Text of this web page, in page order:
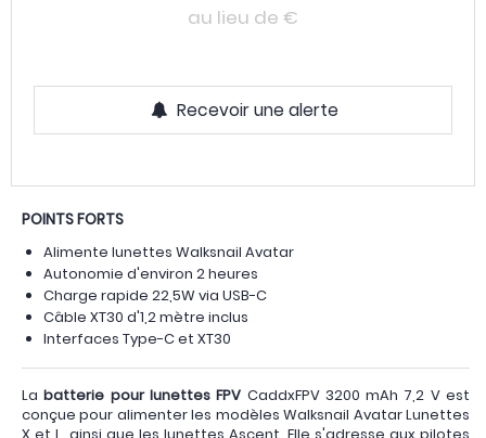
au lieu de €
Recevoir une alerte
POINTS FORTS
Alimente lunettes Walksnail Avatar
Autonomie d'environ 2 heures
Charge rapide 22,5W via USB-C
Câble XT30 d'1,2 mètre inclus
Interfaces Type-C et XT30
Labatterie pour lunettes FPV CaddxFPV 3200 mAh 7,2 V est
conçue pour alimenter les modèles Walksnail Avatar Lunettes